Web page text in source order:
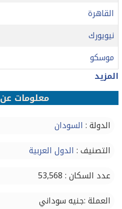
القاهرة
نيويورك
موسكو
المزيد
معلومات
الدولة : السودان
التصنيف : الدول العربية
عدد السكان : 53,568
العملة :جنيه سوداني